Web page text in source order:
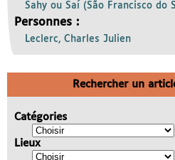
Sahy ou Saí (São Francisco do
Personnes :
Leclerc, Charles Julien
Rechercher un
Catégories
Lieux